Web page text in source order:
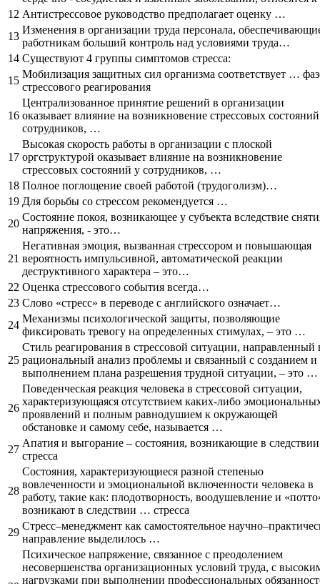
12 Антистрессовое руководство предполагает оценку …
13
Изменения в организации труда персонала,
работникам больший контроль над условиями труда…
14 Существуют 4 группы симптомов стресса:
15
Мобилизация защитных сил организма соответствует …
стрессового реагирования
16
Централизованное принятие решений в организации
оказывает влияние на возникновение стрессовых
сотрудников, …
17
Высокая скорость работы в организации с плоской
оргструктурой оказывает влияние на возникновение
стрессовых состояний у сотрудников, …
18 Полное поглощение своей работой (трудоголизм)…
19 Для борьбы со стрессом рекомендуется …
20
Состояние покоя, возникающее у субъекта вследствие
напряжения, - это…
21
Негативная эмоция, вызванная стрессором и повышающая
вероятность импульсивной, автоматической реакции
деструктивного характера – это…
22 Оценка стрессового события всегда…
23 Слово «стресс» в переводе с английского означает…
24
Механизмы психологической защиты, позволяющие
фиксировать тревогу на определенных стимулах, – это …
25
Стиль реагирования в стрессовой ситуации, направленный
рациональный анализ проблемы и связанный с созданием и
выполнением плана разрешения трудной ситуации, – это …
26
Поведенческая реакция человека в стрессовой ситуации,
характеризующаяся отсутствием каких-либо
проявлений и полным равнодушием к окружающей
обстановке и самому себе, называется …
27
Апатия и выгорание – состояния, возникающие в
стресса
28
Состояния, характеризующиеся разной степенью
вовлеченности и эмоциональной включенности человека в
работу, такие как: плодотворность, воодушевление и
возникают в следствии … стресса
29
Стресс–менеджмент как самостоятельное
направление выделилось …
Психическое напряжение, связанное с преодолением
несовершенства организационных условий труда, с
нагрузками при выполнении профессиональных